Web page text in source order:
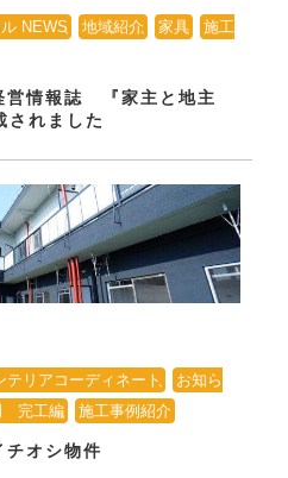
NEWS、 地域紹介、 家具、
施工
営情報誌 『家主と地主
されました
テリアコーディネート、
お知ら
完工編、 施工事例紹介
チオシ物件